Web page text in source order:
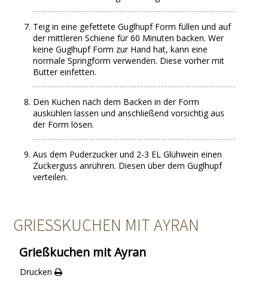
Teig in eine gefettete Guglhupf Form füllen und auf
der mittleren Schiene für 60 Minuten backen. Wer
keine Guglhupf Form zur Hand hat, kann eine
normale Springform verwenden. Diese vorher mit
Butter einfetten.
Den Kuchen nach dem Backen in der Form
auskühlen lassen und anschließend vorsichtig aus
der Form lösen.
Aus dem Puderzucker und 2-3 EL Glühwein einen
Zuckerguss anrühren. Diesen über dem Guglhupf
verteilen.
GRIESSKUCHEN MIT AYRAN
Grießkuchen mit Ayran
Drucken